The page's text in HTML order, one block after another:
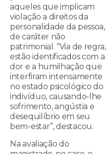
aqueles que implicam
violação a direitos da
personalidade da pessoa,
de caráter não
patrimonial. “Via de regra,
estão identificados com a
dor e a humilhação que
interfiram intensamente
no estado psicológico do
indivíduo, causando-lhe
sofrimento, angústia e
desequilíbrio em seu
bem-estar”, destacou.
Na avaliação do